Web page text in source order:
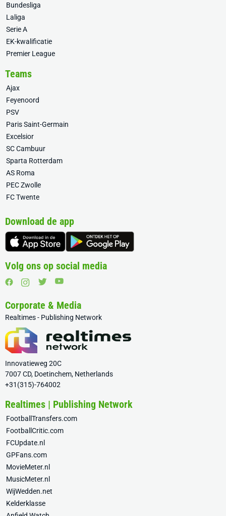
Bundesliga
Laliga
Serie A
EK-kwalificatie
Premier League
Teams
Ajax
Feyenoord
PSV
Paris Saint-Germain
Excelsior
SC Cambuur
Sparta Rotterdam
AS Roma
PEC Zwolle
FC Twente
Download de app
Volg ons op social media
Corporate & Media
Realtimes - Publishing Network
Innovatieweg 20C
7007 CD, Doetinchem, Netherlands
+31(315)-764002
Realtimes | Publishing Network
FootballTransfers.com
FootballCritic.com
FCUpdate.nl
GPFans.com
MovieMeter.nl
MusicMeter.nl
WijWedden.net
Kelderklasse